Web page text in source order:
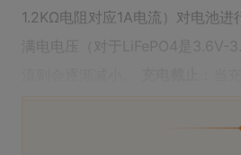
1.2KΩ电阻对应1A电流）对电池
满电电压（对于LiFePO4是
：当